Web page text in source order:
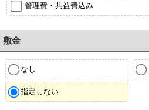
管理費・共益費込み
敷金
なし
指定しない